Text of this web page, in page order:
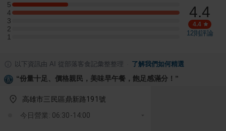
5
5 星：1 則評論
4
4 星：3 則評論
3
3 星：0 則評論
2
2 星：0 則評論
1
1 星：0 則評論
4.4
4.4
12則評論
以下資訊由 AI 從部落客食記彙整整理 了解我們如何精選
“份量十足、價格親民，美味早午餐，飽足感滿分！ ”
高雄市三民區鼎新路191號
今日營業: 06:30-14:00